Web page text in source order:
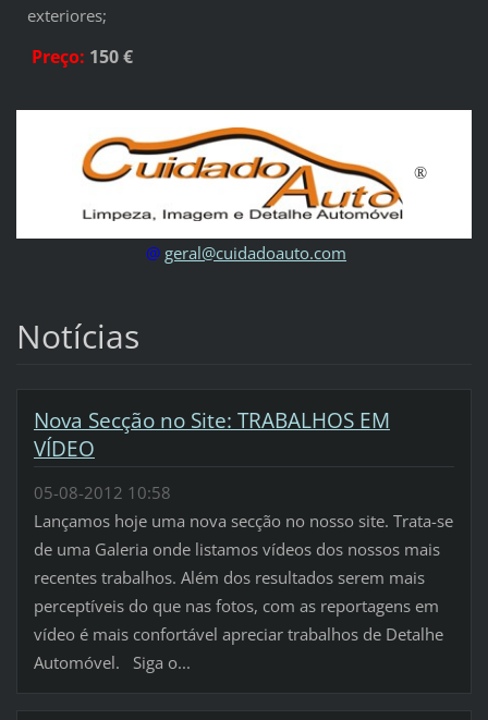
exteriores;
Preço: 150€
®
@ geral@cuidadoauto.com
Notícias
Nova Secção no Site: TRABALHOS EM
VÍDEO
05-08-2012 10:58
Lançamos hoje uma nova secção no nosso site. Trata-se
de uma Galeria onde listamos vídeos dos nossos mais
recentes trabalhos. Além dos resultados serem mais
perceptíveis do que nas fotos, com as reportagens em
vídeo é mais confortável apreciar trabalhos de Detalhe
Automóvel. Siga o...